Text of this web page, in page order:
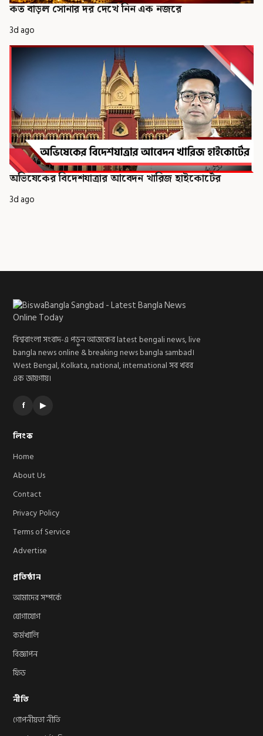
কত বাড়ল সোনার দর দেখে নিন এক নজরে
3d ago
অভিষেকের বিদেশযাত্রার আবেদন খারিজ হাইকোর্টের
3d ago
বিশ্ববাংলা সংবাদ-এ পড়ুন আজকের latest bengali news, live
bangla news online & breaking news bangla sambad।
West Bengal, Kolkata, national, international সব খবর
এক জায়গায়।
f ▶
লিংক
Home
About Us
Contact
Privacy Policy
Terms of Service
Advertise
প্রতিষ্ঠান
আমাদের সম্পর্কে
যোগাযোগ
কর্মখালি
বিজ্ঞাপন
ফিড
নীতি
গোপনীয়তা নীতি